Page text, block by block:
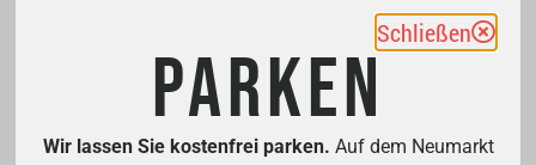
Mythos Gleitsichtbrille: Müssen alle Menschen
sie irgendwann tragen?
Schließen
PARKEN
Wir lassen Sie kostenfrei parken. Auf dem Neumarkt